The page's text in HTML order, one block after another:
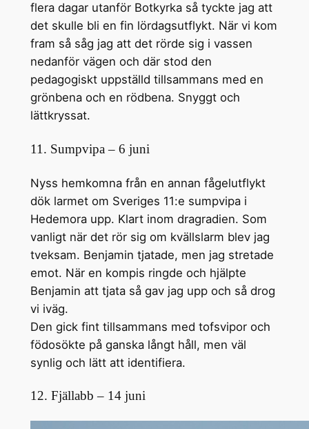
flera dagar utanför Botkyrka så tyckte jag att
det skulle bli en fin lördagsutflykt. När vi kom
fram så såg jag att det rörde sig i vassen
nedanför vägen och där stod den
pedagogiskt uppställd tillsammans med en
grönbena och en rödbena. Snyggt och
lättkryssat.
11. Sumpvipa – 6 juni
Nyss hemkomna från en annan fågelutflykt
dök larmet om Sveriges 11:e sumpvipa i
Hedemora upp. Klart inom dragradien. Som
vanligt när det rör sig om kvällslarm blev jag
tveksam. Benjamin tjatade, men jag stretade
emot. När en kompis ringde och hjälpte
Benjamin att tjata så gav jag upp och så drog
vi iväg.
Den gick fint tillsammans med tofsvipor och
födosökte på ganska långt håll, men väl
synlig och lätt att identifiera.
12. Fjällabb – 14 juni